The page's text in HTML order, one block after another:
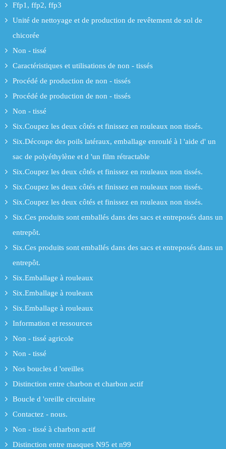
Ffp1, ffp2, ffp3
Unité de nettoyage et de production de revêtement de sol de
chicorée
Non - tissé
Caractéristiques et utilisations de non - tissés
Procédé de production de non - tissés
Procédé de production de non - tissés
Non - tissé
Six.Coupez les deux côtés et finissez en rouleaux non tissés.
Six.Découpe des poils latéraux, emballage enroulé à l 'aide d' un
sac de polyéthylène et d 'un film rétractable
Six.Coupez les deux côtés et finissez en rouleaux non tissés.
Six.Coupez les deux côtés et finissez en rouleaux non tissés.
Six.Coupez les deux côtés et finissez en rouleaux non tissés.
Six.Ces produits sont emballés dans des sacs et entreposés dans un
entrepôt.
Six.Ces produits sont emballés dans des sacs et entreposés dans un
entrepôt.
Six.Emballage à rouleaux
Six.Emballage à rouleaux
Six.Emballage à rouleaux
Information et ressources
Non - tissé agricole
Non - tissé
Nos boucles d 'oreilles
Distinction entre charbon et charbon actif
Boucle d 'oreille circulaire
Contactez - nous.
Non - tissé à charbon actif
Distinction entre masques N95 et n99